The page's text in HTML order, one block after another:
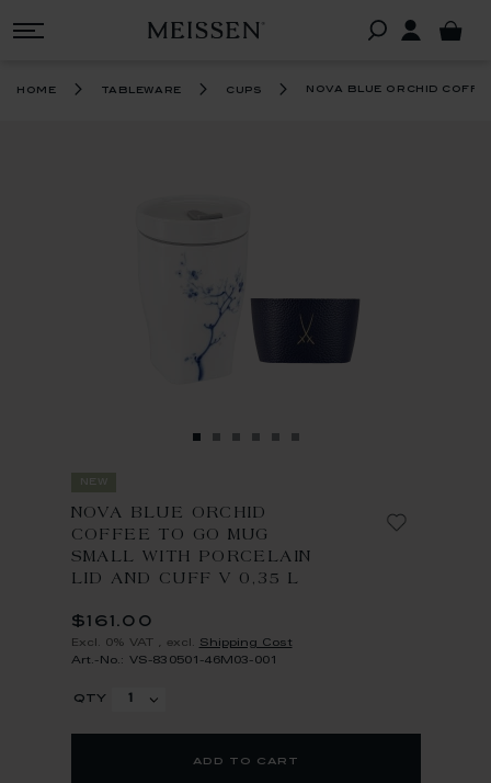
home tableware cups nova blue orchid
new
NOVA BLUE ORCHID
COFFEE TO GO MUG
SMALL WITH PORCELAIN
LID AND CUFF V 0,35 L
$161.00
Excl. 0% VAT excl. Shipping Cost
Art.-No.: VS-830501-46M03-001
qty
add to cart